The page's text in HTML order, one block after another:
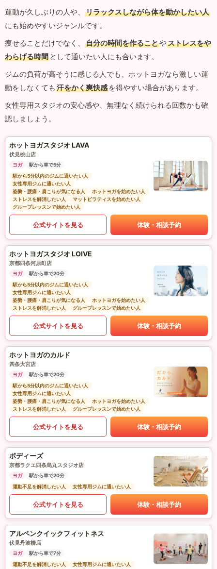
運動が久しぶりの人や、
リラックスしながら体を動かしたい人
にも始めやすいジャンルです。
痩せることだけでなく、
自分の時間を作ることやストレスをや
わらげる時間 として通いたい人にも合います。
ジムの負荷が高そうに感じる人でも、ホットヨガなら激しい運
動をしなくても 汗をかく爽快感 を得やすい場合があります。
女性専用スタジオの安心感や、無理なく続けられる回数かも確
認しましょう。
ホットヨガスタジオ LAVA
伏見桃山店
ヨガ
駅から車で5分
駅から5分以内のジムに通いたい人
女性専用ジムに通いたい人
姿勢・腰痛・肩こりが気になる人
ホットヨガを始めたい人
ストレスを解消したい人
マットピラティスを始めたい人
グループレッスンで始めたい人
公式サイトを見る 体験・相談予約
ホットヨガスタジオ LOIVE
京都四条河原町店
ヨガ
駅から車で20分
駅から5分以内のジムに通いたい人
女性専用ジムに通いたい人
姿勢・腰痛・肩こりが気になる人
ホットヨガを始めたい人
ストレスを解消したい人
グループレッスンで始めたい人
公式サイトを見る 体験・相談予約
ホットヨガのカルド
四条大宮店
ヨガ
駅から車で20分
駅から5分以内のジムに通いたい人
女性専用ジムに通いたい人
姿勢・腰痛・肩こりが気になる人
ホットヨガを始めたい人
ストレスを解消したい人
グループレッスンで始めたい人
公式サイトを見る 体験・相談予約
ボディーズ
京都ラクエ四条烏丸スタジオ店
ヨガ
駅から車で20分
運動不足を解消したい人
女性専用ジムに通いたい人
公式サイトを見る 体験・相談予約
アルペンクイックフィットネス
伏見丹波橋店
ヨガ
駅から車で7分
運動不足を解消したい人
女性専用ジムに通いたい人